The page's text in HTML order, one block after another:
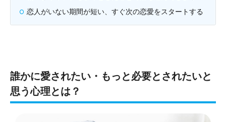
恋人がいない期間が短い、すぐ次の恋愛をスタートする
誰かに愛されたい・もっと必要とされたいと
思う心理とは？